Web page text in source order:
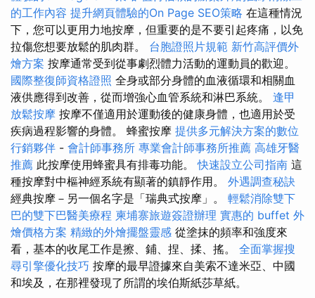
的工作內容 提升網頁體驗的On Page SEO策略 在這種情況
下，您可以更用力地按摩，但重要的是不要引起疼痛，以免
拉傷您想要放鬆的肌肉群。 台胞證照片規範 新竹高評價外
燴方案 按摩通常受到從事劇烈體力活動的運動員的歡迎。
國際整復師資格證照 全身或部分身體的血液循環和相關血
液供應得到改善，從而增強心血管系統和淋巴系統。 逢甲
放鬆按摩 按摩不僅適用於運動後的健康身體，也適用於受
疾病過程影響的身體。 蜂蜜按摩 提供多元解決方案的數位
行銷夥伴 - 會計師事務所 專業會計師事務所推薦 高雄牙醫
推薦 此按摩使用蜂蜜具有排毒功能。快速設立公司指南 這
種按摩對中樞神經系統有顯著的鎮靜作用。 外遇調查秘訣
經典按摩－另一個名字是「瑞典式按摩」。 輕鬆消除雙下
巴的雙下巴醫美療程 柬埔寨旅遊簽證辦理 實惠的 buffet 外
燴價格方案 精緻的外燴擺盤靈感 從塗抹的頻率和強度來
看，基本的收尾工作是擦、鋪、捏、揉、搖。 全面掌握搜
尋引擎優化技巧 按摩的最早證據來自美索不達米亞、中國
和埃及，在那裡發現了所謂的埃伯斯紙莎草紙。